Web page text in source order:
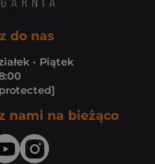
do nas
- Piątek
nami na bieżąco